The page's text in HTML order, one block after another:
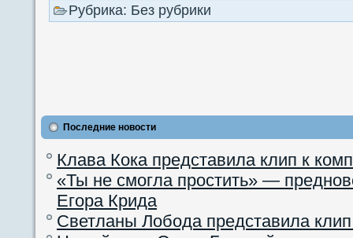
Рубрика: Без рубрики
Последние новости
Клава Кока представила клип к
«Ты не смогла простить» —
Егора Крида
Светланы Лобода представила